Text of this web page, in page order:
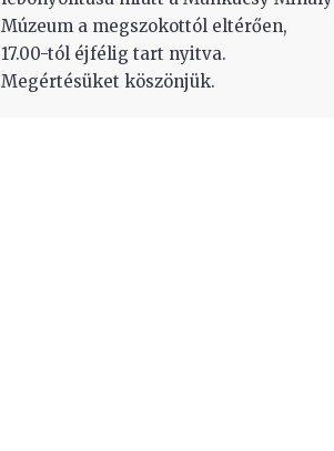
Múzeum a megszokottól eltérően,
17.00-tól éjfélig tart nyitva.
Megértésüket köszönjük.